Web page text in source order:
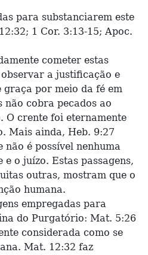
para substanciarem este
1 Cor. 3:13-15; Apoc.
cometer estas
a justificação e
graça por meio da fé em
não cobra pecados ao
O crente foi eternamente
Mais ainda, Heb. 9:27
é possível nenhuma
o juízo. Estas passagens,
outras, mostram que o
humana.
empregadas para
do Purgatório: Mat. 5:26
considerada como se
Mat. 12:32 faz